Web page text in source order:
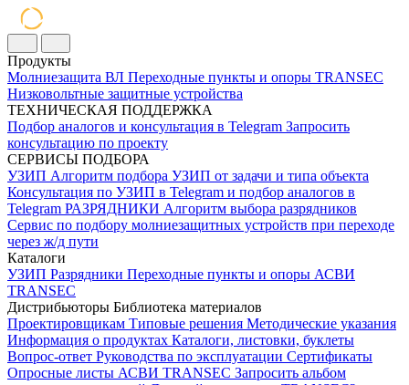
Продукты
Молниезащита ВЛ Переходные пункты и опоры TRANSEC
Низковольтные защитные устройства
ТЕХНИЧЕСКАЯ ПОДДЕРЖКА
Подбор аналогов и консультация в Telegram Запросить
консультацию по проекту
СЕРВИСЫ ПОДБОРА
УЗИП Алгоритм подбора УЗИП от задачи и типа объекта
Консультация по УЗИП в Telegram и подбор аналогов в
Telegram РАЗРЯДНИКИ Алгоритм выбора разрядников
Сервис по подбору молниезащитных устройств при переходе
через ж/д пути
Каталоги
УЗИП Разрядники Переходные пункты и опоры АСВИ
TRANSEC
Дистрибьюторы Библиотека материалов
Проектировщикам Типовые решения Методические указания
Информация о продуктах Каталоги, листовки, буклеты
Вопрос-ответ Руководства по эксплуатации Сертификаты
Опросные листы АСВИ TRANSEC Запросить альбом